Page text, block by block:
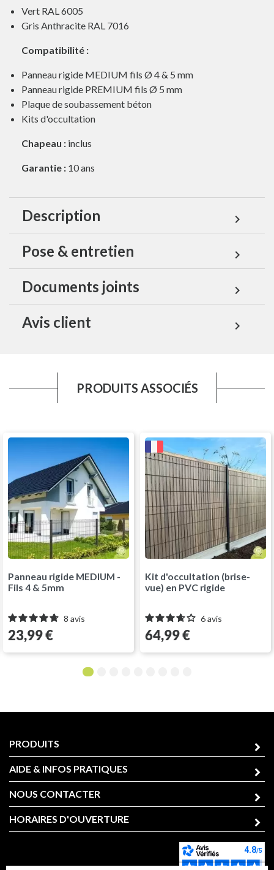
Vert RAL 6005
Gris Anthracite RAL 7016
Compatibilité :
Panneau rigide MEDIUM fils Ø 4 & 5 mm
Panneau rigide PREMIUM fils Ø 5 mm
Plaque de soubassement béton
Kits d'occultation
Chapeau : inclus
Garantie : 10 ans
Description expand_more
Pose & entretien expand_more
Documents joints expand_more
Avis client expand_more
PRODUITS ASSOCIÉS
Panneau rigide MEDIUM -
Fils 4 & 5mm
8 avis
Prix
23,99 €
Kit d'occultation (brise-
vue) en PVC rigide
6avis
Prix
64,99 €
1
PRODUITS
AIDE & INFOS PRATIQUES
NOUS CONTACTER
HORAIRES D'OUVERTURE